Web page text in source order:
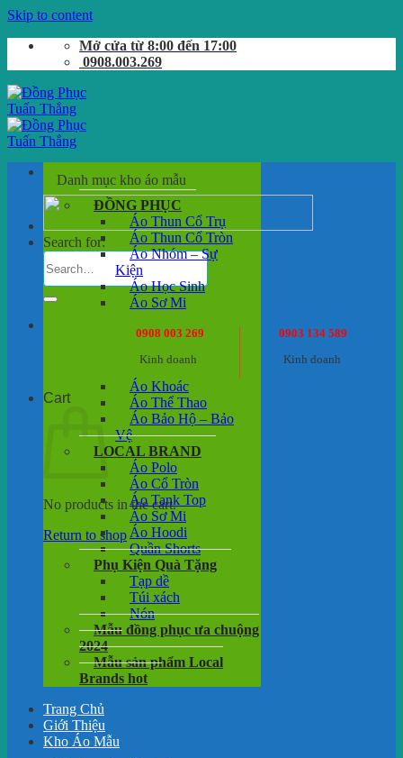
Skip to content
Mở cửa từ 8:00 đến 17:00
0908.003.269
Search for:
0908 003 269
Kinh doanh
0903 134 589
Kinh doanh
Cart
No products in the cart.
Return to shop
Danh mục kho áo mẫu
ĐỒNG PHỤC
Áo Thun Cổ Trụ
Áo Thun Cổ Tròn
Áo Nhóm – Sự
Kiện
Áo Học Sinh
Áo Sơ Mi
Áo Khoác
Áo Thể Thao
Áo Bảo Hộ – Bảo
Vệ
LOCAL BRAND
Áo Polo
Áo Cổ Tròn
Áo Tank Top
Áo Sơ Mi
Áo Hoodi
Quần Shorts
Phụ Kiện Quà Tặng
Tạp dề
Túi xách
Nón
Mẫu đồng phục ưa chuộng
2024
Mẫu sản phẩm Local
Brands hot
Trang Chủ
Giới Thiệu
Kho Áo Mẫu